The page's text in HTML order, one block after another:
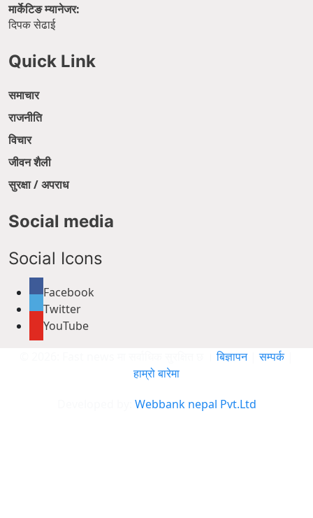
मार्केटिङ म्यानेजर:
दिपक सेढाई
Quick Link
समाचार
राजनीति
विचार
जीवन शैली
सुरक्षा / अपराध
Social media
Social Icons
Facebook
Twitter
YouTube
© 2026: Fast news मा सर्वाधिक सुरक्षित छ ।बिज्ञापन|सम्पर्क
हाम्रो बारेमा
Webbank nepal Pvt.Ltd